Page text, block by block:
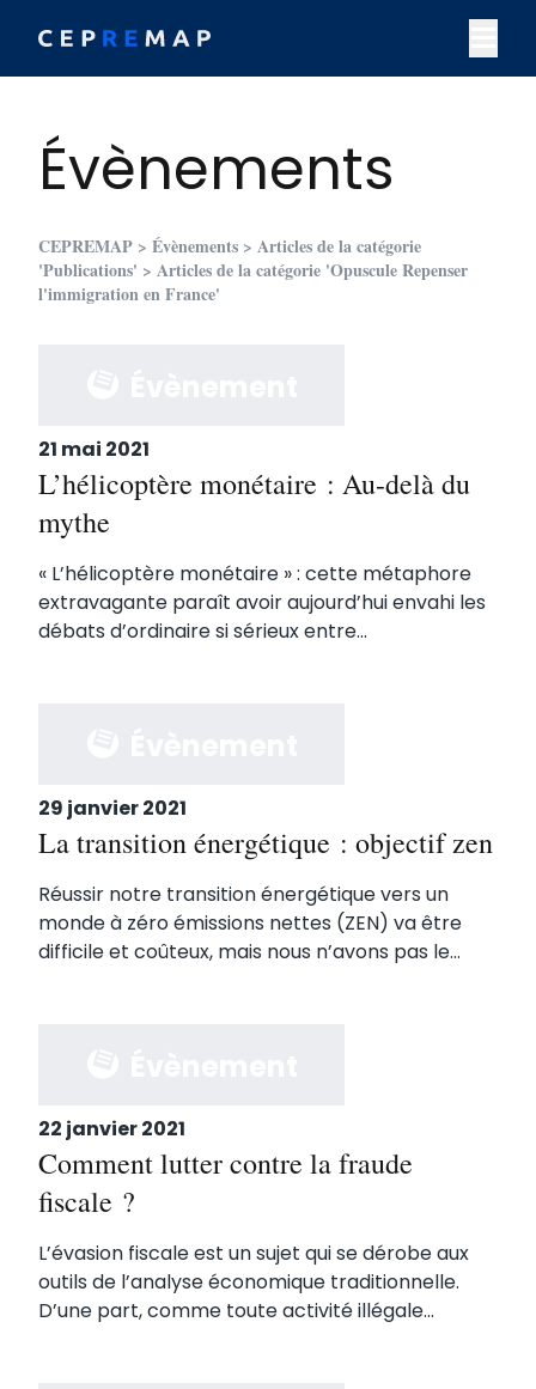
Évènements
CEPREMAP > Évènements > Articles de la catégorie
'Publications' > Articles de la catégorie 'Opuscule Repenser
l'immigration en France'
21 mai 2021
L’hélicoptère monétaire : Au-delà du
mythe
« L’hélicoptère monétaire » : cette métaphore
extravagante paraît avoir aujourd’hui envahi les
débats d’ordinaire si sérieux entre...
29 janvier 2021
La transition énergétique : objectif zen
Réussir notre transition énergétique vers un
monde à zéro émissions nettes (ZEN) va être
difficile et coûteux, mais nous n’avons pas le...
22 janvier 2021
Comment lutter contre la fraude
fiscale ?
L’évasion fiscale est un sujet qui se dérobe aux
outils de l’analyse économique traditionnelle.
D’une part, comme toute activité illégale...